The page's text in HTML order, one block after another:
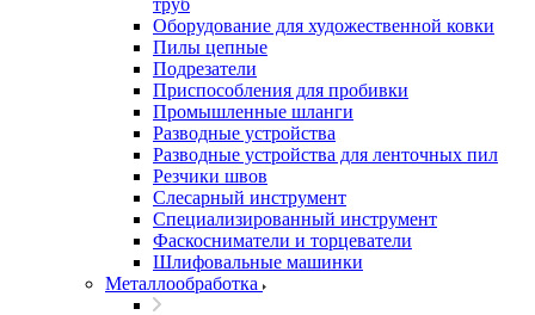
труб
Оборудование для художественной ковки
Пилы цепные
Подрезатели
Приспособления для пробивки
Промышленные шланги
Разводные устройства
Разводные устройства для ленточных пил
Резчики швов
Слесарный инструмент
Специализированный инструмент
Фаскосниматели и торцеватели
Шлифовальные машинки
Металлообработка